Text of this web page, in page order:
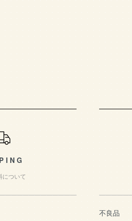
について
不良品